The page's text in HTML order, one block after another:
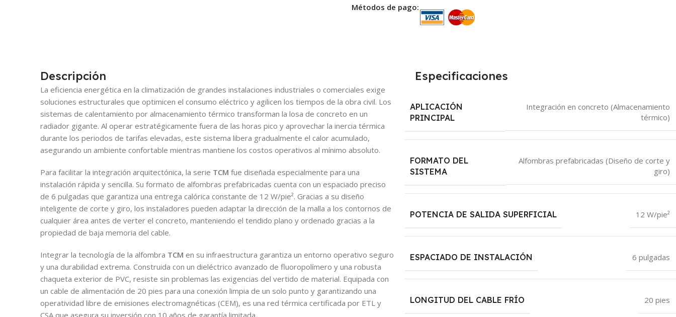
Métodos de pago:
Descripción
La eficiencia energética en la climatización de grandes instalaciones industriales o comerciales exige
soluciones estructurales que optimicen el consumo eléctrico y agilicen los tiempos de la obra civil. Los
sistemas de calentamiento por almacenamiento térmico transforman la losa de concreto en un
radiador gigante. Al operar estratégicamente fuera de las horas pico y aprovechar la inercia térmica
durante los periodos de tarifas elevadas, este sistema libera gradualmente el calor acumulado,
asegurando un ambiente confortable mientras mantiene los costos operativos al mínimo absoluto.
Para facilitar la integración arquitectónica, la serie TCM fue diseñada especialmente para una
instalación rápida y sencilla. Su formato de alfombras prefabricadas cuenta con un espaciado preciso
de 6 pulgadas que garantiza una entrega calórica constante de 12 W/pie². Gracias a su diseño
inteligente de corte y giro, los instaladores pueden adaptar la dirección de la malla a los contornos de
cualquier área antes de verter el concreto, manteniendo el tendido plano y ordenado gracias a la
propiedad de baja memoria del cable.
Integrar la tecnología de la alfombra TCM en su infraestructura garantiza un entorno operativo seguro
y una durabilidad extrema. Construida con un dieléctrico avanzado de fluoropolímero y una robusta
chaqueta exterior de PVC, resiste sin problemas las exigencias del vertido de material. Equipada con
un cable de alimentación de 20 pies para una conexión limpia de un solo punto y garantizando una
operatividad libre de emisiones electromagnéticas (CEM), es una red térmica certificada por ETL y
CSA que asegura su inversión con 10 años de garantía limitada.
Especificaciones
APLICACIÓN
PRINCIPAL
Integración en concreto (Almacenamiento
térmico)
FORMATO DEL
SISTEMA
Alfombras prefabricadas (Diseño de corte y
giro)
POTENCIA DE SALIDA SUPERFICIAL 12 W/pie²
ESPACIADO DE INSTALACIÓN 6 pulgadas
LONGITUD DEL CABLE FRÍO 20 pies